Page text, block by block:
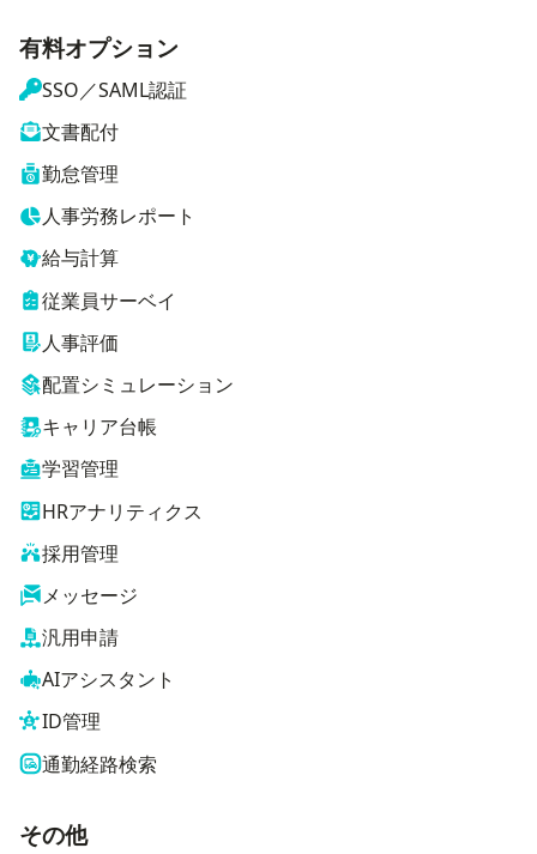
有料オプション
SSO／SAML認証
文書配付
勤怠管理
人事労務レポート
給与計算
従業員サーベイ
人事評価
配置シミュレーション
キャリア台帳
学習管理
HRアナリティクス
採用管理
メッセージ
汎用申請
AIアシスタント
ID管理
通勤経路検索
その他